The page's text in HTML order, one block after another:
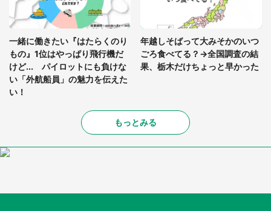
一緒に働きたい『はたらくのり
もの』1位はやっぱり飛行機だ
けど... パイロットにも負けな
い「外航船員」の魅力を伝えた
い！
年越しそばって大みそかのいつ
ごろ食べてる？→全国調査の結
果、栃木だけちょっと早かった
もっとみる